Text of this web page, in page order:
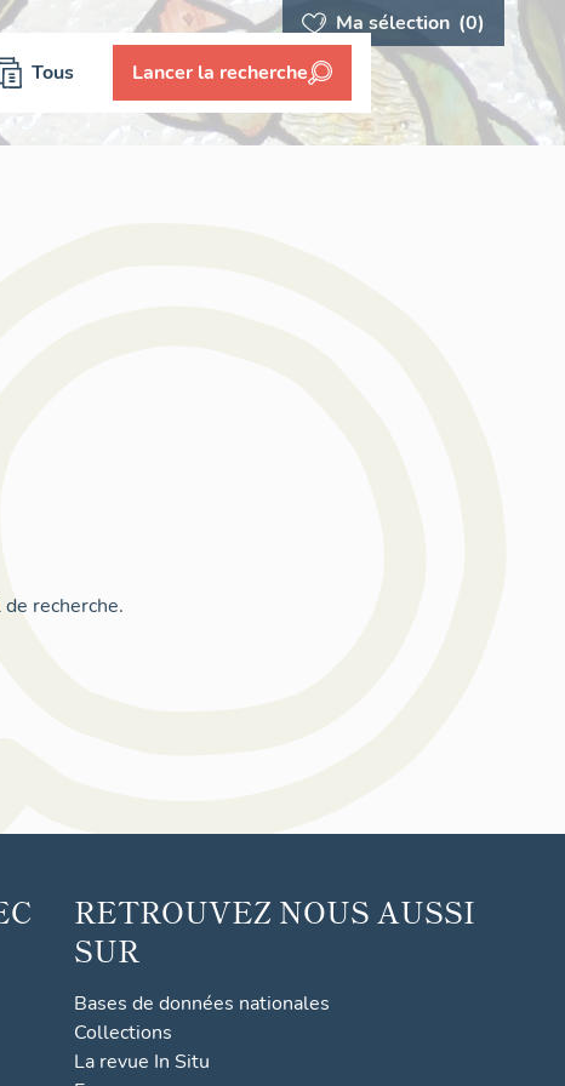
Ma sélection (0)
Tous Lancer la recherche
recherche.
RETROUVEZ NOUS AUSSI
SUR
Bases de données nationales
Collections
La revue In Situ